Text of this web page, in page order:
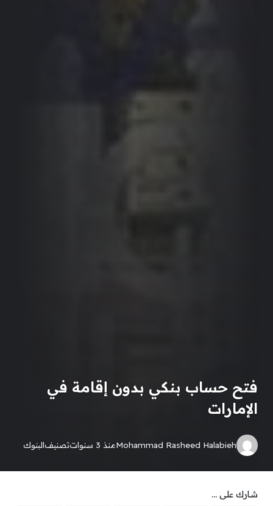
فتح حساب بنكي بدون إقامة في
الإمارات
Mohammad Rasheed Halabiehمنذ 3 سنوات تصنيفالبنوك
شارك على ...